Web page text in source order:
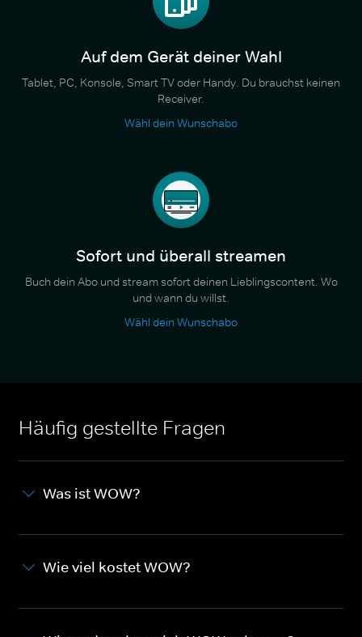
Auf dem Gerät deiner Wahl
Tablet, PC, Konsole, Smart TV oder Handy. Du brauchst keinen
Receiver.
Wähl dein Wunschabo
Sofort und überall streamen
Buch dein Abo und stream sofort deinen Lieblingscontent. Wo
und wann du willst.
Wähl dein Wunschabo
Häufig gestellte Fragen
Was ist WOW?
Wie viel kostet WOW?